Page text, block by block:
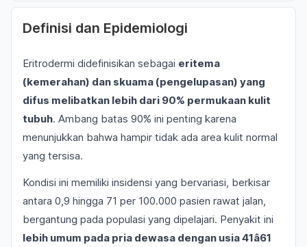
Definisi dan Epidemiologi
Eritrodermi didefinisikan sebagai eritema
(kemerahan) dan skuama (pengelupasan) yang
difus melibatkan lebih dari 90% permukaan kulit
tubuh. Ambang batas 90% ini penting karena
menunjukkan bahwa hampir tidak ada area kulit normal
yang tersisa.
Kondisi ini memiliki insidensi yang bervariasi, berkisar
antara 0,9 hingga 71 per 100.000 pasien rawat jalan,
bergantung pada populasi yang dipelajari. Penyakit ini
lebih umum pada pria dewasa dengan usia 41â61